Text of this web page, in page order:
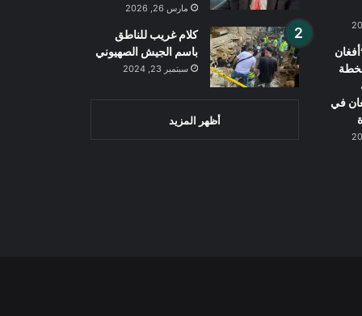
في
مارس 26, 2026
كلام غريب للناطق
باسم الجيش الصهيوني
سبتمبر 23, 2024
أظهر المزيد